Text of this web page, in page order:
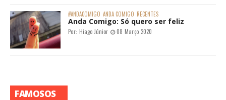
#ANDACOMIGO ANDA COMIGO RECENTES
Anda Comigo: Só quero ser feliz
Por: Hiago Júnior 08 Março 2020
FAMOSOS